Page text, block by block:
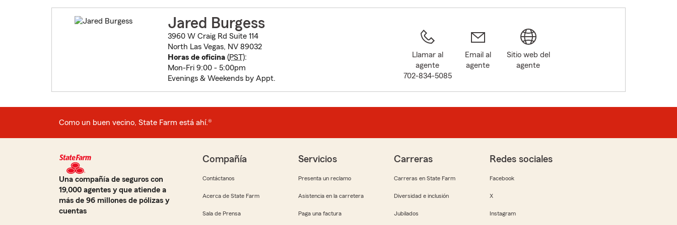
Jared Burgess
3960 W Craig Rd Suite 114
North Las Vegas, NV 89032
Horas de oficina(PST):
Mon-Fri 9:00 - 5:00pm
Evenings & Weekends by Appt.
Llamar al
agente
702-834-5085
Email al
agente
Sitio web del
agente
Como un buen vecino, State Farm está ahí.®
Una compañía de seguros con
19,000 agentes y que atiende a
más de 96 millones de pólizas y
cuentas
Compañía
Contáctanos
Acerca de State Farm
Sala de Prensa
Servicios
Presenta un reclamo
Asistencia en la carretera
Paga una factura
Carreras
Carreras en State Farm
Diversidad e inclusión
Jubilados
Redes sociales
Facebook
X
Instagram